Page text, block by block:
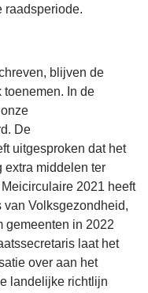
raadsperiode.
blijven de
In de
De
uitgesproken dat het
extra middelen ter
2021 heeft
Volksgezondheid,
gemeenten in 2022
laat het
over aan het
landelijke richtlijn